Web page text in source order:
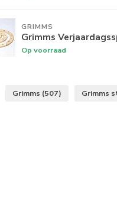
GRIMMS
Grimms
Op voorraad
Grimms (507) Grimms